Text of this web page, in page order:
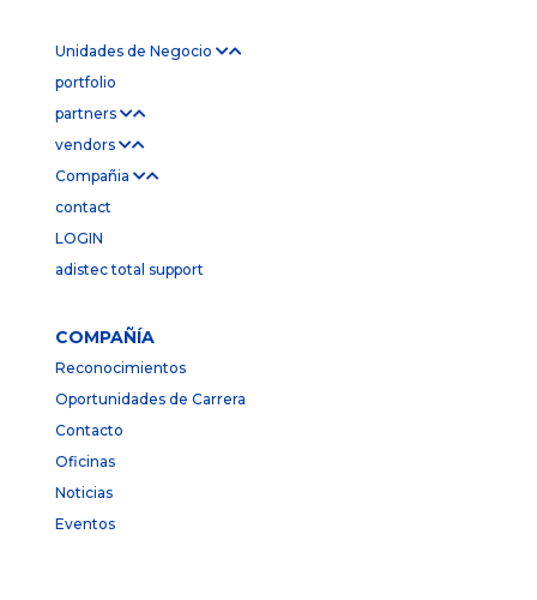
Unidades de Negocio
portfolio
partners
vendors
Compañia
contact
LOGIN
adistec total support
COMPAÑÍA
Reconocimientos
Oportunidades de Carrera
Contacto
Oficinas
Noticias
Eventos